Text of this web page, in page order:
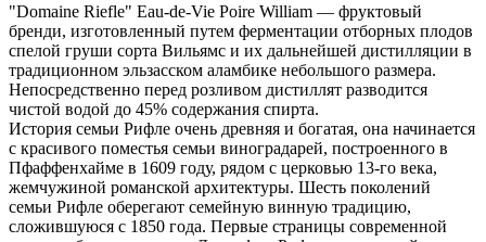
"Domaine Riefle" Eau-de-Vie Poire William — фруктовый
бренди, изготовленный путем ферментации отборных плодов
спелой груши сорта Вильямс и их дальнейшей дистилляции в
традиционном эльзасском аламбике небольшого размера.
Непосредственно перед розливом дистиллят разводится
чистой водой до 45% содержания спирта.
История семьи Рифле очень древняя и богатая, она начинается
с красивого поместья семьи виноградарей, построенного в
Пфаффенхайме в 1609 году, рядом с церковью 13-го века,
жемчужиной романской архитектуры. Шесть поколений
семьи Рифле оберегают семейную винную традицию,
сложившуюся с 1850 года. Первые страницы современной